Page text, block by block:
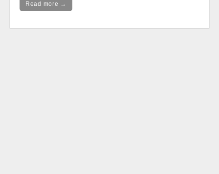
Read more →